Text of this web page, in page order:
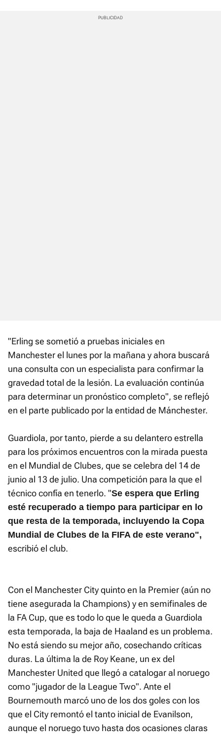
"Erling se sometió a pruebas iniciales en
Manchester el lunes por la mañana y ahora buscará
una consulta con un especialista para confirmar la
gravedad total de la lesión. La evaluación continúa
para determinar un pronóstico completo", se reflejó
en el parte publicado por la entidad de Mánchester.
Guardiola, por tanto, pierde a su delantero estrella
para los próximos encuentros con la mirada puesta
en el Mundial de Clubes, que se celebra del 14 de
junio al 13 de julio. Una competición para la que el
técnico confía en tenerlo. "Se espera que Erling
esté recuperado a tiempo para participar en lo
que resta de la temporada, incluyendo la Copa
Mundial de Clubes de la FIFA de este verano",
escribió el club.
Con el Manchester City quinto en la Premier (aún no
tiene asegurada la Champions) y en semifinales de
la FA Cup, que es todo lo que le queda a Guardiola
esta temporada, la baja de Haaland es un problema.
No está siendo su mejor año, cosechando críticas
duras. La última la de Roy Keane, un ex del
Manchester United que llegó a catalogar al noruego
como "jugador de la League Two". Ante el
Bournemouth marcó uno de los dos goles con los
que el City remontó el tanto inicial de Evanilson,
aunque el noruego tuvo hasta dos ocasiones claras